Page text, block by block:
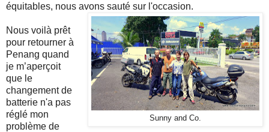
équitables, nous avons sauté sur l'occasion.
Sunny and Co.
Nous voilà prêt
pour retourner à
Penang quand
je m’aperçoit
que le
changement de
batterie n'a pas
réglé mon
problème de